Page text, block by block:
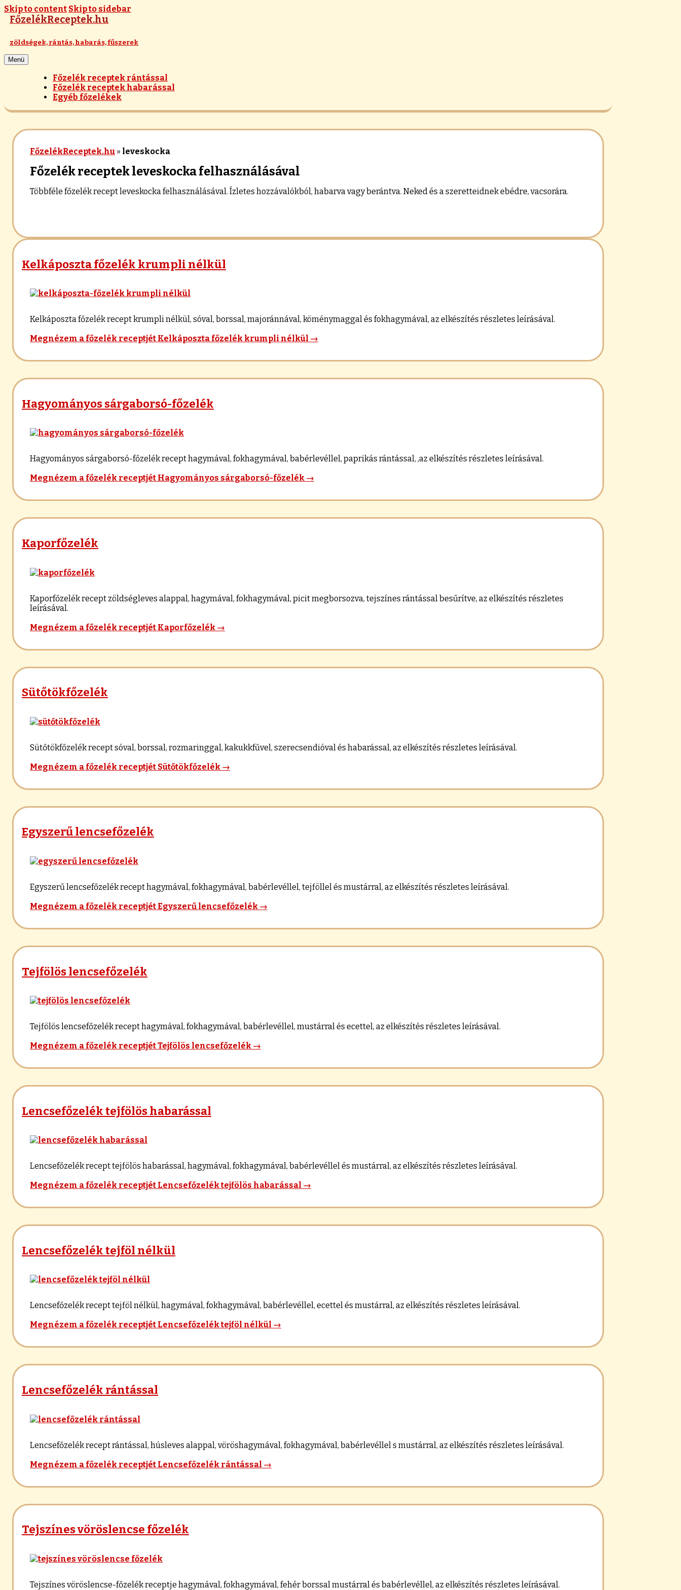
Skip to content Skip to sidebar
FőzelékReceptek.hu
zöldségek, rántás, habarás, fűszerek
Menü
Főzelék receptek rántással
Főzelék receptek habarással
Egyéb főzelékek
FőzelékReceptek.hu » leveskocka
Főzelék receptek leveskocka felhasználásával
Többféle főzelék recept leveskocka felhasználásával. Ízletes hozzávalókból, habarva vagy berántva. Neked és a szeretteidnek ebédre, vacsorára.
Kelkáposzta főzelék krumpli nélkül
Kelkáposzta főzelék recept krumpli nélkül, sóval, borssal, majoránnával, köménymaggal és fokhagymával, az elkészítés részletes leírásával.
Megnézem a főzelék receptjét Kelkáposzta főzelék krumpli nélkül →
Hagyományos sárgaborsó-főzelék
Hagyományos sárgaborsó-főzelék recept hagymával, fokhagymával, babérlevéllel, paprikás rántással, ,az elkészítés részletes leírásával.
Megnézem a főzelék receptjét Hagyományos sárgaborsó-főzelék →
Kaporfőzelék
Kaporfőzelék recept zöldségleves alappal, hagymával, fokhagymával, picit megborsozva, tejszínes rántással besűrítve, az elkészítés részletes
leírásával.
Megnézem a főzelék receptjét Kaporfőzelék →
Sütőtökfőzelék
Sütőtökfőzelék recept sóval, borssal, rozmaringgal, kakukkfűvel, szerecsendióval és habarással, az elkészítés részletes leírásával.
Megnézem a főzelék receptjét Sütőtökfőzelék →
Egyszerű lencsefőzelék
Egyszerű lencsefőzelék recept hagymával, fokhagymával, babérlevéllel, tejföllel és mustárral, az elkészítés részletes leírásával.
Megnézem a főzelék receptjét Egyszerű lencsefőzelék →
Tejfölös lencsefőzelék
Tejfölös lencsefőzelék recept hagymával, fokhagymával, babérlevéllel, mustárral és ecettel, az elkészítés részletes leírásával.
Megnézem a főzelék receptjétTejfölös lencsefőzelék →
Lencsefőzelék tejfölös habarással
Lencsefőzelék recept tejfölös habarással, hagymával, fokhagymával, babérlevéllel és mustárral, az elkészítés részletes leírásával.
Megnézem a főzelék receptjét Lencsefőzelék tejfölös habarással →
Lencsefőzelék tejföl nélkül
Lencsefőzelék recept tejföl nélkül, hagymával, fokhagymával, babérlevéllel, ecettel és mustárral, az elkészítés részletes leírásával.
Megnézem a főzelék receptjét Lencsefőzelék tejföl nélkül →
Lencsefőzelék rántással
Lencsefőzelék recept rántással, húsleves alappal, vöröshagymával, fokhagymával, babérlevéllel s mustárral, az elkészítés részletes leírásával.
Megnézem a főzelék receptjét Lencsefőzelék rántással →
Tejszínes vöröslencse főzelék
Tejszínes vöröslencse-főzelék receptje hagymával, fokhagymával, fehér borssal mustárral és babérlevéllel, az elkészítés részletes leírásával.